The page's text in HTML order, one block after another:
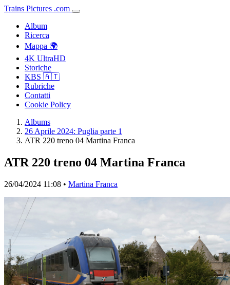
Trains Pictures .com
Album
Ricerca
Mappa 🌍
4K UltraHD
Storiche
KBS 🇦🇹
Rubriche
Contatti
Cookie Policy
Albums
26 Aprile 2024: Puglia parte 1
ATR 220 treno 04 Martina Franca
ATR 220 treno 04 Martina Franca
26/04/2024 11:08 • Martina Franca